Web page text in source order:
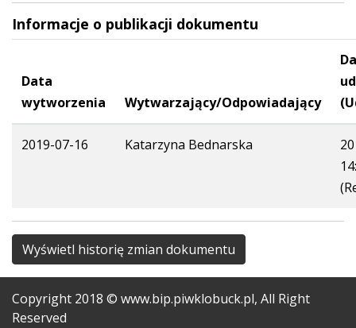
Informacje o publikacji dokumentu
Data
wytworzenia
Wytwarzający/Odpowiadający
2019-07-16 Katarzyna Bednarska
Wyświetl historię zmian dokumentu
Copyright 2018 © www.bip.piwklobuck.pl, All Right
Reserved